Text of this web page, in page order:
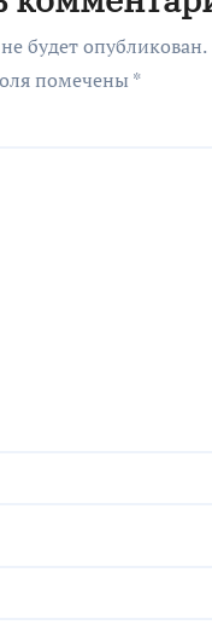
будет опубликован.
помечены *